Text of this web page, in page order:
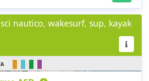
nautico, wakesurf, sup, kayak